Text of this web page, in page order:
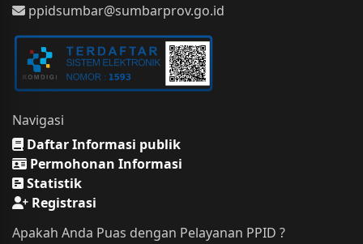
ppidsumbar@sumbarprov.go.id
Navigasi
Daftar Informasi publik
Permohonan Informasi
Statistik
Registrasi
Apakah Anda Puas dengan Pelayanan PPID ?